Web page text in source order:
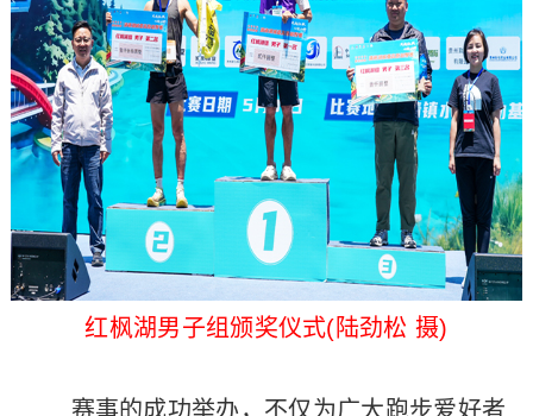
红枫湖男子组颁奖仪式(陆劲松 摄)
赛事的成功举办，不仅为广大跑步爱好者